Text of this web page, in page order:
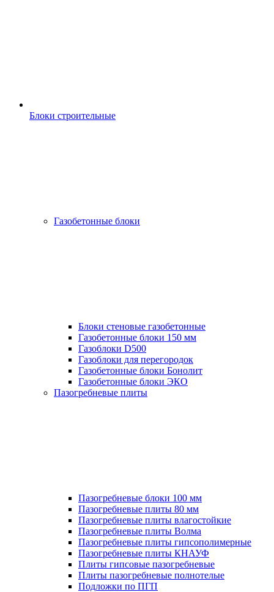
Блоки строительные
Газобетонные блоки
Блоки стеновые газобетонные
Газобетонные блоки 150 мм
Газоблоки D500
Газоблоки для перегородок
Газобетонные блоки Бонолит
Газобетонные блоки ЭКО
Пазогребневые плиты
Пазогребневые блоки 100 мм
Пазогребневые плиты 80 мм
Пазогребневые плиты влагостойкие
Пазогребневые плиты Волма
Пазогребневые плиты гипсополимерные
Пазогребневые плиты КНАУФ
Плиты гипсовые пазогребневые
Плиты пазогребневые полнотелые
Подложки по ПГП